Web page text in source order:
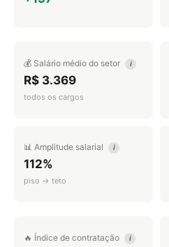
💰 Salário médio do setor i
R$ 3.369
todos os cargos
📊 Amplitude salarial i
112%
piso → teto
🔥 Índice de contratação i